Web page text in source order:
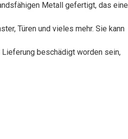
Metall gefertigt, das eine
Türen und vieles mehr. Sie kann
Lieferung beschädigt worden sein,